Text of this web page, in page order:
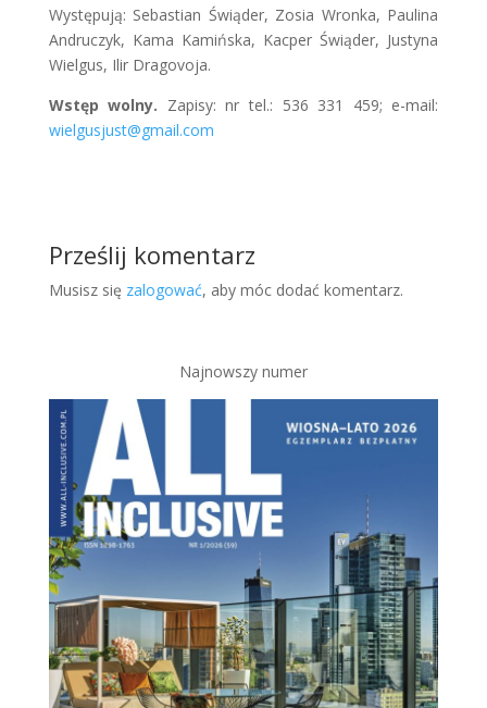
Występują: Sebastian Świąder, Zosia Wronka, Paulina
Andruczyk, Kama Kamińska, Kacper Świąder, Justyna
Wielgus, Ilir Dragovoja.
Wstęp wolny. Zapisy: nr tel.: 536 331 459; e-mail:
wielgusjust@gmail.com
Prześlij komentarz
Musisz się zalogować, aby móc dodać komentarz.
Najnowszy numer